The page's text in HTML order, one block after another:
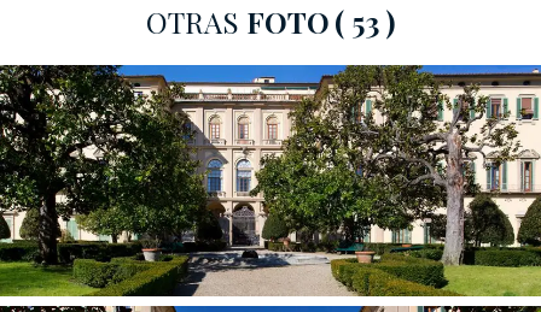
Ciseri y una sala de estar de dimensiones más
reducidas al final de la galería.
La magnificencia de los inteiores conserva su encanto
original que ha mantenido desde su nacimiento, cuando
el edificio contaba entre sus huéspedes con los
mayores exponentes de la vida cultural Italiana y
Europea, entre los cuales Giacomo Leopardi, Alessandro
Manzoni, Massimo d'Azeglio y Giuseppe Giusti.
OTRAS FOTO( 53 )